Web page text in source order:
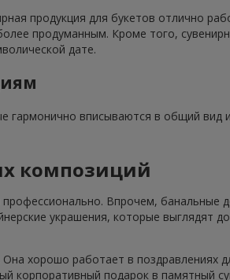
продукция для букетов отлично
продуманным. Кроме того,
дате.
гармонично вписываются в общий вид
композиций
Впрочем, банальные
украшения, которые выглядят
хорошо работает в поздравлениях
корпоративный подарок в памятный